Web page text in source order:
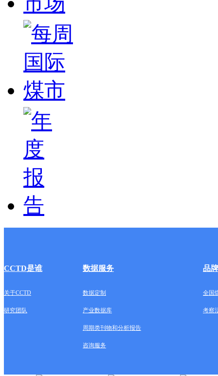
CCTD是谁 数据服务 品
关于CCTD 数据定制 全国
研究团队 产业数据库 考察
周期类刊物和分析报告
咨询服务